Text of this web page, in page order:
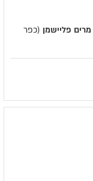
מרים פליישמן (כפר